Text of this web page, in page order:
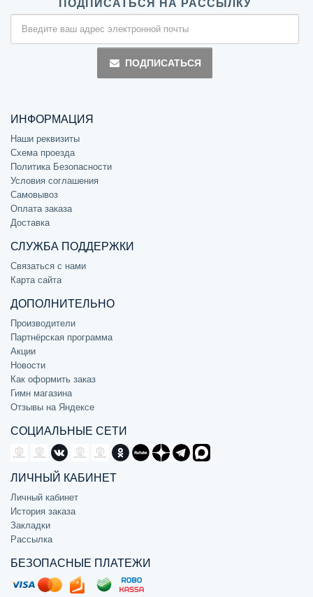
ПОДПИСАТЬСЯ НА РАССЫЛКУ
ПОДПИСАТЬСЯ
ИНФОРМАЦИЯ
Наши реквизиты
Схема проезда
Политика Безопасности
Условия соглашения
Самовывоз
Оплата заказа
Доставка
СЛУЖБА ПОДДЕРЖКИ
Связаться с нами
Карта сайта
ДОПОЛНИТЕЛЬНО
Производители
Партнёрская программа
Акции
Новости
Как оформить заказ
Гимн магазина
Отзывы на Яндексе
СОЦИАЛЬНЫЕ СЕТИ
ЛИЧНЫЙ КАБИНЕТ
Личный кабинет
История заказа
Закладки
Рассылка
БЕЗОПАСНЫЕ ПЛАТЕЖИ